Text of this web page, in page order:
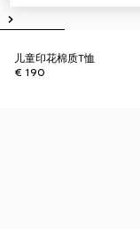
儿童印花棉质T恤
€ 190